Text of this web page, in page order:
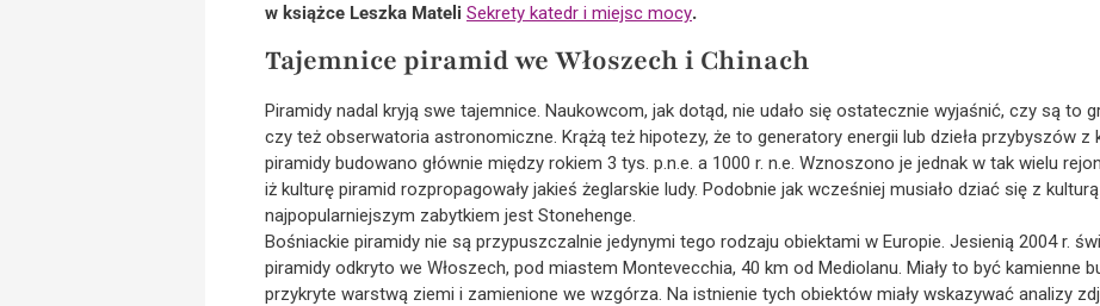
w książce Leszka Mateli Sekrety katedr i miejsc mocy.
Tajemnice piramid we Włoszech i Chinach
Piramidy nadal kryją swe tajemnice. Naukowcom, jak dotąd, nie udało się ostatecznie wyjaśnić, czy są to
czy też obserwatoria astronomiczne. Krążą też hipotezy, że to generatory energii lub dzieła przybyszów z
piramidy budowano głównie między rokiem 3 tys. p.n.e. a 1000 r. n.e. Wznoszono je jednak w tak wielu
iż kulturę piramid rozpropagowały jakieś żeglarskie ludy. Podobnie jak wcześniej musiało dziać się z
najpopularniejszym zabytkiem jest Stonehenge.
Bośniackie piramidy nie są przypuszczalnie jedynymi tego rodzaju obiektami w Europie. Jesienią 2004 r.
piramidy odkryto we Włoszech, pod miastem Montevecchia, 40 km od Mediolanu. Miały to być kamienne
przykryte warstwą ziemi i zamienione we wzgórza. Na istnienie tych obiektów miały wskazywać analizy